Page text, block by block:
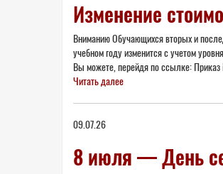
Изменение
Вниманию Обучающихся вторых и
учебном году изменится с учетом
Вы можете, перейдя по ссылке:
Читать далее
09.07.26
8 июля — День